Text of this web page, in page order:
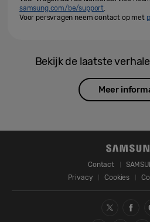
samsung.com/be/support.
Voor persvragen neem contact op met
Bekijk de laatste
Meer
Contact
Privacy
Cookies